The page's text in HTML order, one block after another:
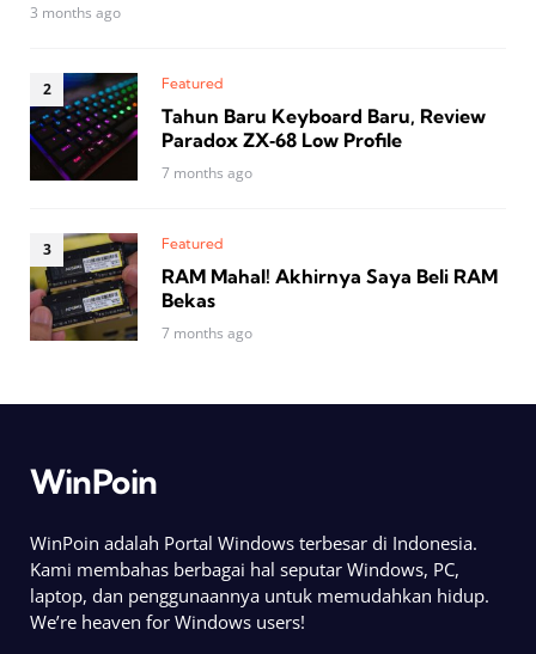
3 months ago
Featured
Tahun Baru Keyboard Baru, Review
Paradox ZX‑68 Low Profile
7 months ago
Featured
RAM Mahal! Akhirnya Saya Beli RAM
Bekas
7 months ago
WinPoin
WinPoin adalah Portal Windows terbesar di Indonesia.
Kami membahas berbagai hal seputar Windows, PC,
laptop, dan penggunaannya untuk memudahkan hidup.
We’re heaven for Windows users!